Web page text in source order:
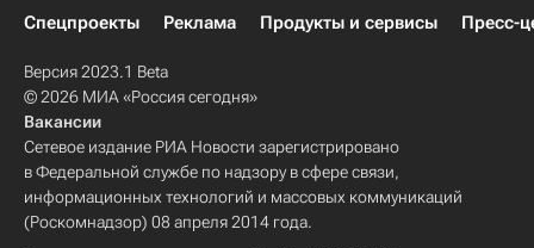
Спецпроекты
Реклама Продукты и сервисы Пресс-
Версия 2023.1 Beta
© 2026 МИА «Россия сегодня»
Вакансии
Сетевое издание РИА Новости зарегистрировано
в Федеральной службе по надзору в сфере связи,
информационных технологий и массовых коммуникаций
(Роскомнадзор) 08 апреля 2014 года.